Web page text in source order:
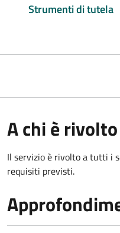
Strumenti di tutela
A chi è rivolto
Il servizio è rivolto a tutti i
requisiti previsti.